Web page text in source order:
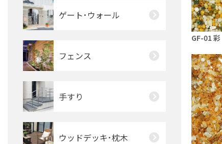
ゲート･ウォール
フェンス
手すり
ウッドデッキ･枕木
GF-01 彩